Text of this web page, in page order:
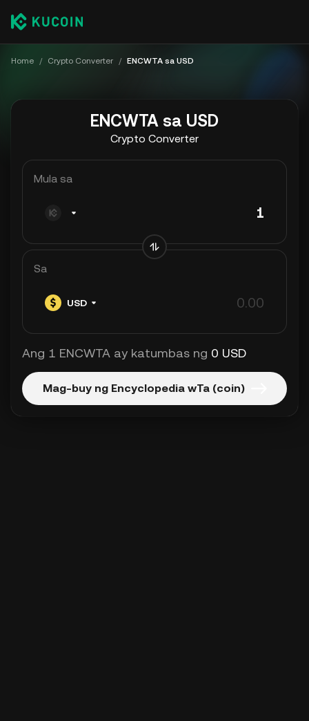
Home / Crypto Converter / ENCWTA sa USD
ENCWTA sa USD
Crypto Converter
Mula sa
Sa
USD
Ang 1 ENCWTA ay katumbas ng 0 USD
Mag-buy ng Encyclopedia wTa (coin)